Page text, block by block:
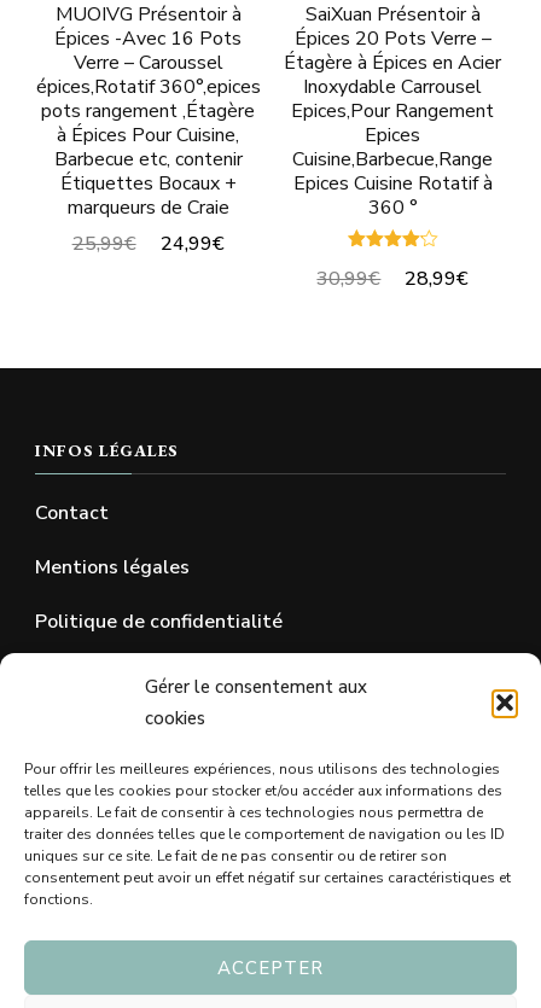
Gérer le consentement aux
cookies
Pour offrir les meilleures expériences, nous utilisons des technologies
telles que les cookies pour stocker et/ou accéder aux informations des
appareils. Le fait de consentir à ces technologies nous permettra de
traiter des données telles que le comportement de navigation ou les ID
uniques sur ce site. Le fait de ne pas consentir ou de retirer son
consentement peut avoir un effet négatif sur certaines caractéristiques et
fonctions.
ACCEPTER
MUOIVG Présentoir à
Épices -Avec 16 Pots
Verre – Caroussel
épices,Rotatif 360°,epices
pots rangement ,Étagère
à Épices Pour Cuisine,
Barbecue etc, contenir
Étiquettes Bocaux +
marqueurs de Craie
25,99€
24,99€
SaiXuan Présentoir à
Épices 20 Pots Verre –
Étagère à Épices en Acier
Inoxydable Carrousel
Epices,Pour Rangement
Epices
Cuisine,Barbecue,Range
Epices Cuisine Rotatif à
360 °
4.10
30,99€ 28,99€
INFOS LÉGALES
Contact
Mentions légales
Politique de confidentialité
SUR LES RÉSEAUX SOCIAUX